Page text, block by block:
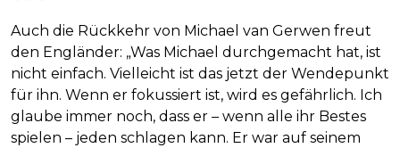
Auch die Rückkehr von Michael van Gerwen freut
den Engländer: „Was Michael durchgemacht hat, ist
nicht einfach. Vielleicht ist das jetzt der Wendepunkt
für ihn. Wenn er fokussiert ist, wird es gefährlich. Ich
glaube immer noch, dass er – wenn alle ihr Bestes
spielen – jeden schlagen kann. Er war auf seinem